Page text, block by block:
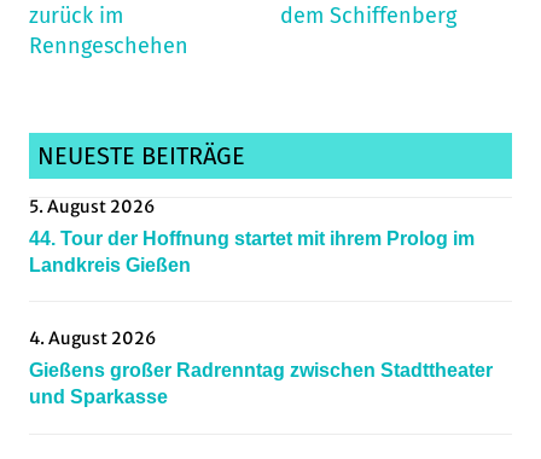
zurück im
Renngeschehen
dem Schiffenberg
NEUESTE BEITRÄGE
5. August 2026
44. Tour der Hoffnung startet mit ihrem Prolog im
Landkreis Gießen
4. August 2026
Gießens großer Radrenntag zwischen Stadttheater
und Sparkasse